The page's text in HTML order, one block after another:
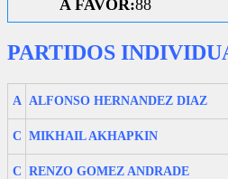
A FAVOR:88
PARTIDOS
A ALFONSO HERNANDEZ DIAZ
C MIKHAIL AKHAPKIN
C RENZO GOMEZ ANDRADE